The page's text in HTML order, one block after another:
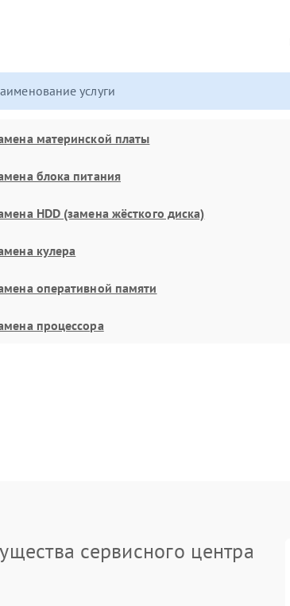
услуги
материнской платы
блока питания
HDD (замена жёсткого диска)
кулера
оперативной памяти
процессора
сервисного центра